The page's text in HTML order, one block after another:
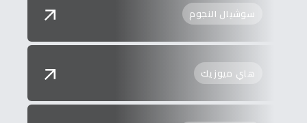
سوشيال النجوم
هاي ميوزيك